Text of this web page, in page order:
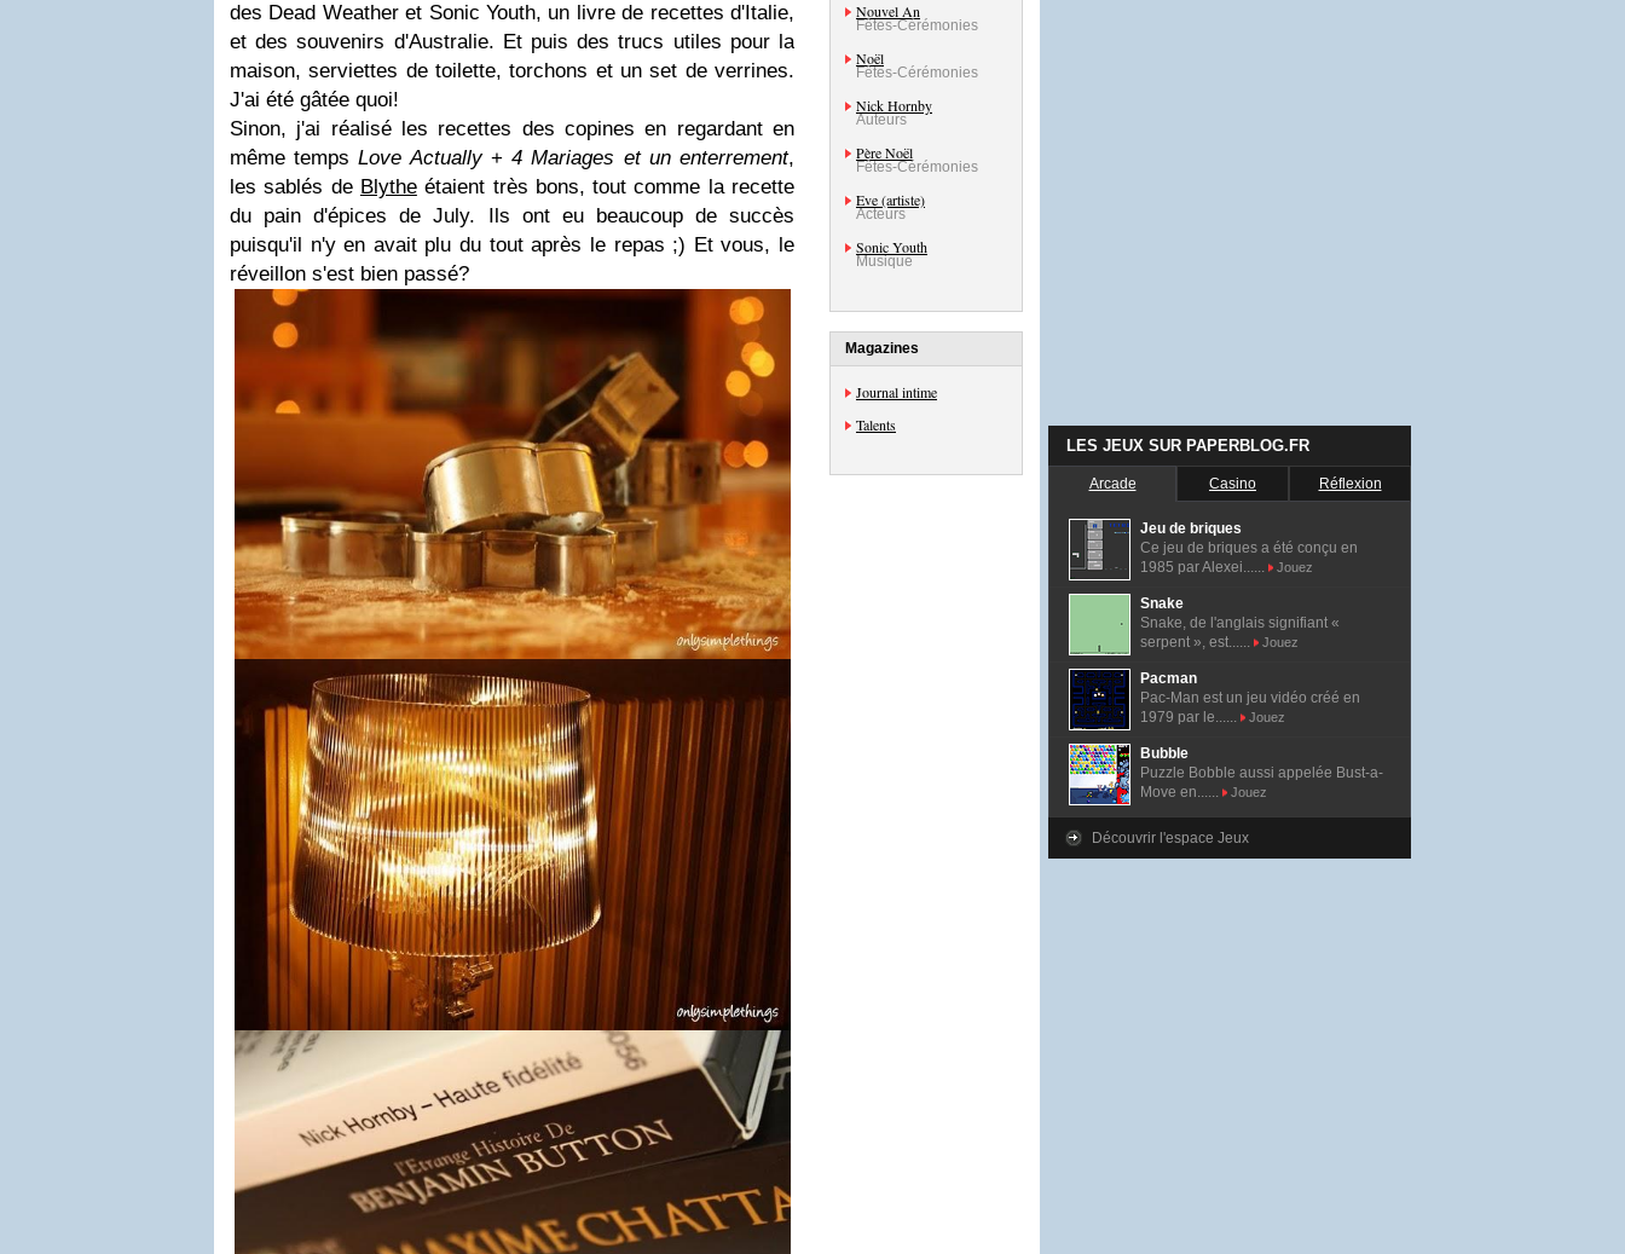
des Dead Weather et Sonic Youth, un livre de recettes d'Italie,
et des souvenirs d'Australie. Et puis des trucs utiles pour la
maison, serviettes de toilette, torchons et un set de verrines.
J'ai été gâtée quoi!
Sinon, j'ai réalisé les recettes des copines en regardant en
même tempsLove Actually+4 Mariages et un enterrement,
les sablés de Blytheétaient très bons, tout comme la recette
du pain d'épices de July. Ils ont eu beaucoup de succès
puisqu'il n'y en avait plu du tout après le repas ;) Et vous, le
réveillon s'est bien passé?
Nouvel An
Fêtes-Cérémonies
Noël
Fêtes-Cérémonies
Nick Hornby
Auteurs
Père Noël
Fêtes-Cérémonies
Eve (artiste)
Acteurs
Sonic Youth
Musique
Magazines
Journal intime
Talents
LES JEUX SUR PAPERBLOG.FR
Arcade Casino Réflexion
Jeu de briques
Ce jeu de briques a été conçu en
1985 par Alexei......
Jouez
Snake
Snake, de l'anglais signifiant «
serpent », est......
Jouez
Pacman
Pac-Man est un jeu vidéo créé en
1979 par le......
Jouez
Bubble
Puzzle Bobble aussi appelée Bust-a-
Move en......
Jouez
Découvrir l'espace Jeux